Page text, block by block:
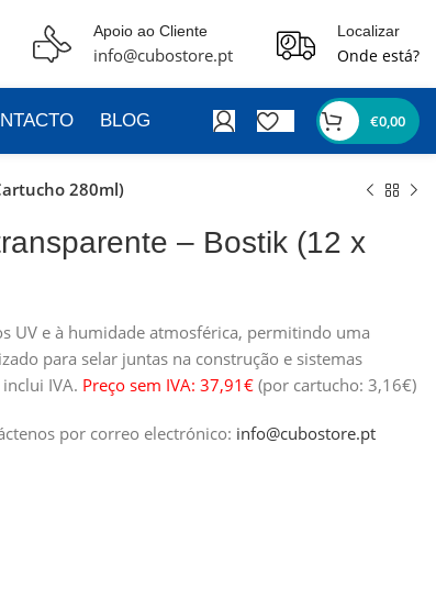
Apoio ao Cliente
info@cubostore.pt
Localizar
Onde está?
BLOG €0,00
280ml)
– Bostik (12 x
UV e à humidade atmosférica, permitindo uma
para selar juntas na construção e sistemas
IVA. Preço sem IVA: 37,91€ (por cartucho: 3,16€)
por correo electrónico: info@cubostore.pt